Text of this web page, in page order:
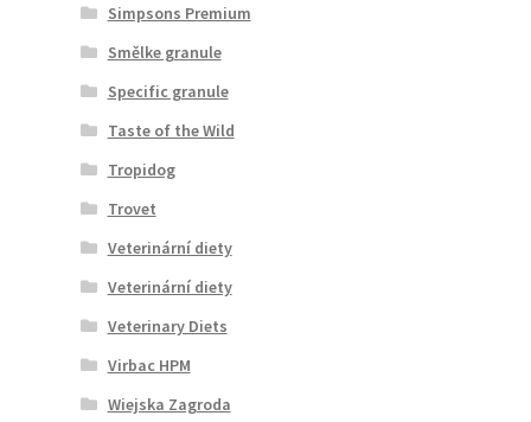
Simpsons Premium
Smělke granule
Specific granule
Taste of the Wild
Tropidog
Trovet
Veterinární diety
Veterinární diety
Veterinary Diets
Virbac HPM
Wiejska Zagroda